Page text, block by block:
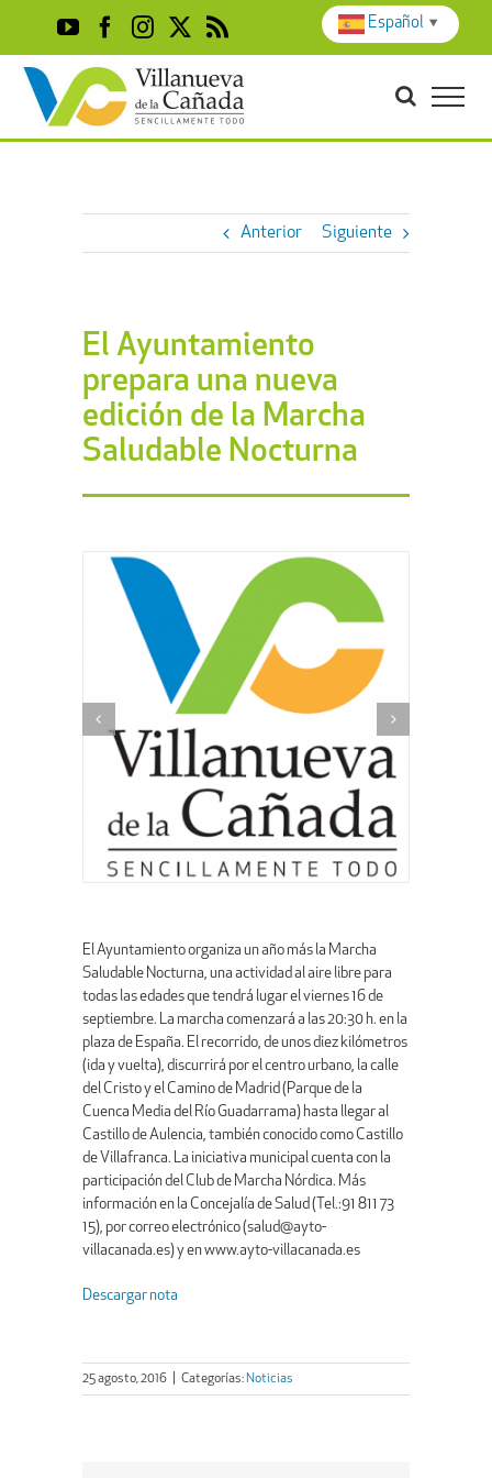
content
YouTubeFacebook
Instagram
X Rss
Anterior Siguiente
El Ayuntamiento
prepara una nueva
edición de la Marcha
Saludable Nocturna
El Ayuntamiento organiza un año más la Marcha
Saludable Nocturna, una actividad al aire libre para
todas las edades que tendrá lugar el viernes 16 de
septiembre. La marcha comenzará a las 20:30 h. en la
plaza de España. El recorrido, de unos diez kilómetros
(ida y vuelta), discurrirá por el centro urbano, la calle
del Cristo y el Camino de Madrid (Parque de la
Cuenca Media del Río Guadarrama) hasta llegar al
Castillo de Aulencia, también conocido como Castillo
de Villafranca. La iniciativa municipal cuenta con la
participación del Club de Marcha Nórdica. Más
información en la Concejalía de Salud (Tel.:91 811 73
15), por correo electrónico (salud@ayto-
villacanada.es) y en www.ayto-villacanada.es
Descargar nota
25 agosto, 2016 Categorías: Noticias
Español ▼